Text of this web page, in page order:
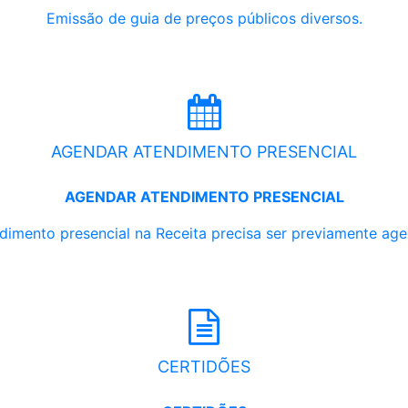
Emissão de guia de preços públicos diversos.
AGENDAR ATENDIMENTO PRESENCIAL
AGENDAR ATENDIMENTO PRESENCIAL
presencial na Receita precisa ser previamente
CERTIDÕES